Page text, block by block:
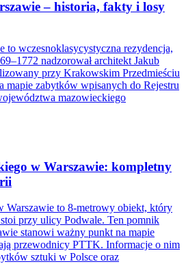
– historia, fakty i losy
to wczesnoklasycystyczna rezydencja,
nadzorował architekt Jakub
przy Krakowskim Przedmieściu
mapie zabytków wpisanych do Rejestru
mazowieckiego
w Warszawie: kompletny
Warszawie to 8-metrowy obiekt, który
przy ulicy Podwale. Ten pomnik
stanowi ważny punkt na mapie
przewodnicy PTTK. Informacje o nim
sztuki w Polsce oraz